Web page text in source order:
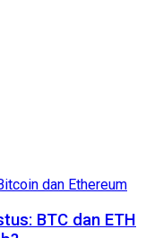
BTC dan ETH